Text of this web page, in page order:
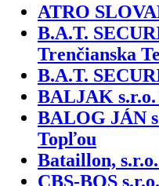
ATRO
B.A.T.
Trenčianska
B.A.T.
BALJAK
BALOG JÁN
Topľou
Bataillon,
CBS-BOS